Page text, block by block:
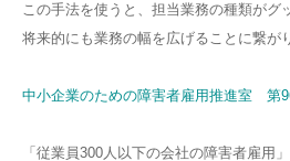
この手法を使うと、担当業務の種類がグ
将来的にも業務の幅を広げることに繋が
中小企業のための障害者雇用推進室 第
「従業員300人以下の会社の障害者雇用